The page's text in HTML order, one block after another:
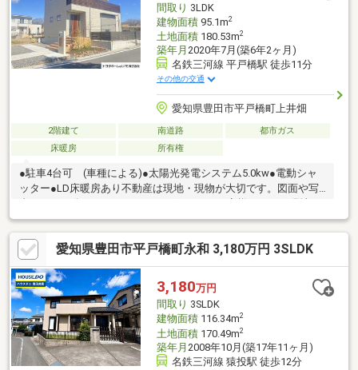
間取り 3LDK
建物面積95.1m2
土地面積180.53m2
築年月 2020年7月(築6年2ヶ月)
名鉄三河線 平戸橋駅 徒歩11分
その他の交通
愛知県豊田市平戸橋町上井畑
2階建て 南道路
都市ガス
床暖房
所有権
●駐車4台可 (車種による)●太陽光発電システム5.0kw●電動シャ
ッター●LD床暖房あり不動産は現地・現物が大切です。図面や写
見ていただきたく思います。実際に足を運んでいただくと、現地
の室内や周辺の環境等を感じていただけます。不動産のプロとし
て資金計画やマーケットに関するご説明差し上げます。ご遠慮な
くご相談ください。
愛知県豊田市平戸橋町永和 3,180万円 3SLDK
3,180万円
間取り 3SLDK
建物面積116.34m2
土地面積170.49m2
築年月 2008年10月(築17年11ヶ月)
名鉄三河線 猿投駅 徒歩12分